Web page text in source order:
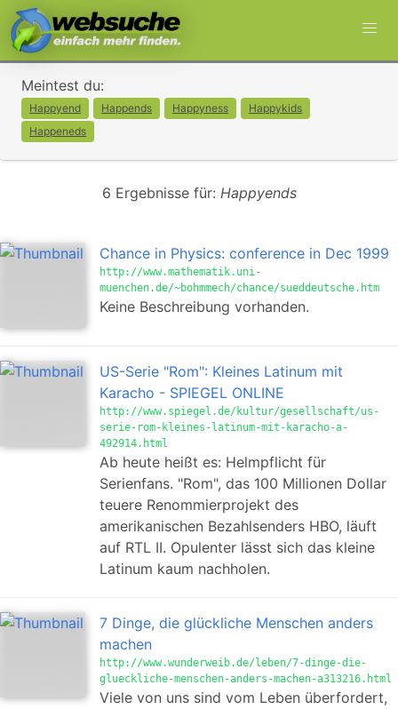
Meintest du:
Happyend Happends Happyness
Happykids
Happeneds
6 Ergebnisse für: Happyends
Chance in Physics: conference in Dec 1999
http://www.mathematik.uni-
muenchen.de/~bohmmech/chance/sueddeutsche.htm
Keine Beschreibung vorhanden.
US-Serie "Rom": Kleines Latinum mit
Karacho - SPIEGEL ONLINE
http://www.spiegel.de/kultur/gesellschaft/us-
serie-rom-kleines-latinum-mit-karacho-a-
492914.html
Ab heute heißt es: Helmpflicht für
Serienfans. "Rom", das 100 Millionen Dollar
teuere Renommierprojekt des
amerikanischen Bezahlsenders HBO, läuft
auf RTL II. Opulenter lässt sich das kleine
Latinum kaum nachholen.
7 Dinge, die glückliche Menschen anders
machen
http://www.wunderweib.de/leben/7-dinge-die-
glueckliche-menschen-anders-machen-a313216.html
Viele von uns sind vom Leben überfordert,